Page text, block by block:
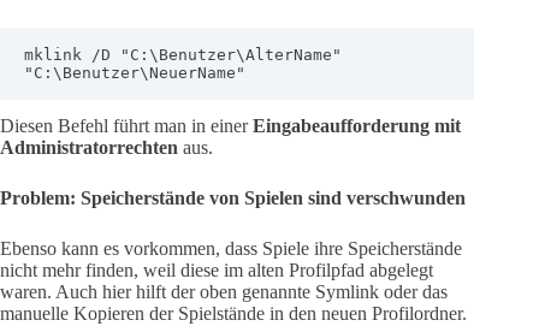
mklink /D "C:\Benutzer\AlterName"
"C:\Benutzer\NeuerName"
Diesen Befehl führt man in einerEingabeaufforderung mit
Administratorrechten aus.
Problem: Speicherstände von Spielen sind verschwunden
Ebenso kann es vorkommen, dass Spiele ihre Speicherstände
nicht mehr finden, weil diese im alten Profilpfad abgelegt
waren. Auch hier hilft der oben genannte Symlink oder das
manuelle Kopieren der Spielstände in den neuen Profilordner.